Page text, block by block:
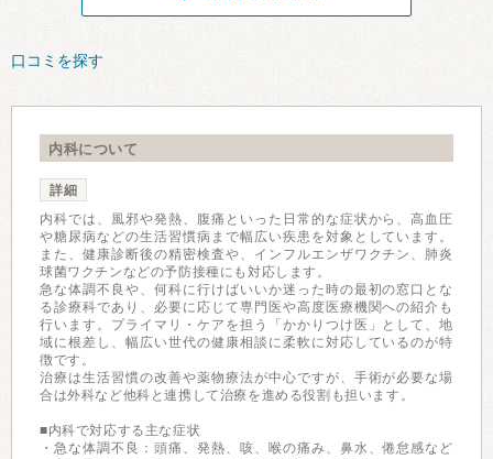
口コミを探す
内科について
詳細
内科では、風邪や発熱、腹痛といった日常的な症状から、高血圧
や糖尿病などの生活習慣病まで幅広い疾患を対象としています。
また、健康診断後の精密検査や、インフルエンザワクチン、肺炎
球菌ワクチンなどの予防接種にも対応します。
急な体調不良や、何科に行けばいいか迷った時の最初の窓口とな
る診療科であり、必要に応じて専門医や高度医療機関への紹介も
行います。プライマリ・ケアを担う「かかりつけ医」として、地
域に根差し、幅広い世代の健康相談に柔軟に対応しているのが特
徴です。
治療は生活習慣の改善や薬物療法が中心ですが、手術が必要な場
合は外科など他科と連携して治療を進める役割も担います。
■内科で対応する主な症状
・急な体調不良：頭痛、発熱、咳、喉の痛み、鼻水、倦怠感など